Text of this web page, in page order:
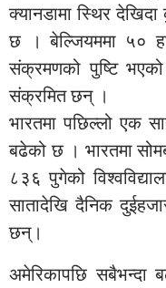
क्यानडामा स्थिर
छ । बेल्जियममा ५०
संक्रमणको पुष्टि
संक्रमित छन् ।
भारतमा पछिल्लो एक
बढेको छ । भारतमा
८३६ पुगेको
सातादेखि दैनिक
छन्।
अमेरिकापछि सबैभन्दा